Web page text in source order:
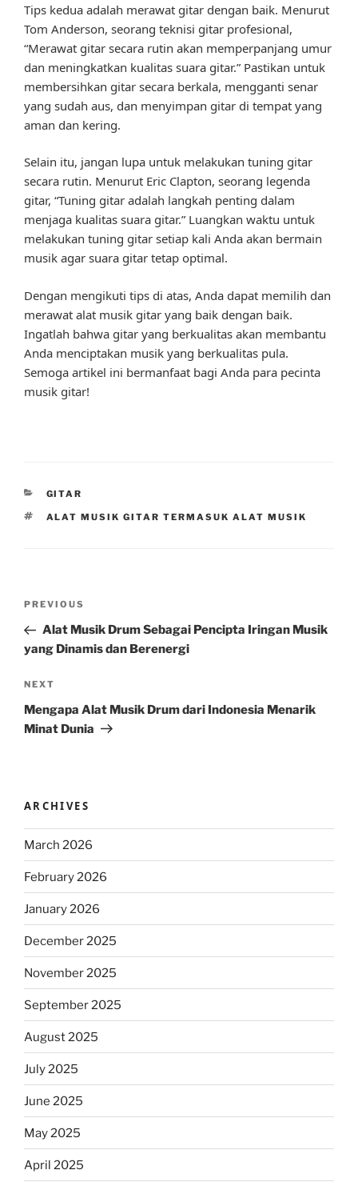
Tips kedua adalah merawat gitar dengan baik. Menurut
Tom Anderson, seorang teknisi gitar profesional,
“Merawat gitar secara rutin akan memperpanjang umur
dan meningkatkan kualitas suara gitar.” Pastikan untuk
membersihkan gitar secara berkala, mengganti senar
yang sudah aus, dan menyimpan gitar di tempat yang
aman dan kering.
Selain itu, jangan lupa untuk melakukan tuning gitar
secara rutin. Menurut Eric Clapton, seorang legenda
gitar, “Tuning gitar adalah langkah penting dalam
menjaga kualitas suara gitar.” Luangkan waktu untuk
melakukan tuning gitar setiap kali Anda akan bermain
musik agar suara gitar tetap optimal.
Dengan mengikuti tips di atas, Anda dapat memilih dan
merawat alat musik gitar yang baik dengan baik.
Ingatlah bahwa gitar yang berkualitas akan membantu
Anda menciptakan musik yang berkualitas pula.
Semoga artikel ini bermanfaat bagi Anda para pecinta
musik gitar!
CATEGORIES
GITAR
TAGS
ALAT MUSIK GITAR TERMASUK ALAT MUSIK
Previous
Post
PREVIOUS
Alat Musik Drum Sebagai Pencipta Iringan Musik
yang Dinamis dan Berenergi
Next
Post
NEXT
Mengapa Alat Musik Drum dari Indonesia Menarik
Minat Dunia
ARCHIVES
March 2026
February 2026
January 2026
December 2025
November 2025
September 2025
August 2025
July 2025
June 2025
May 2025
April 2025